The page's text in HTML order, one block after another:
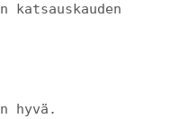
katsauskauden
hyvä.